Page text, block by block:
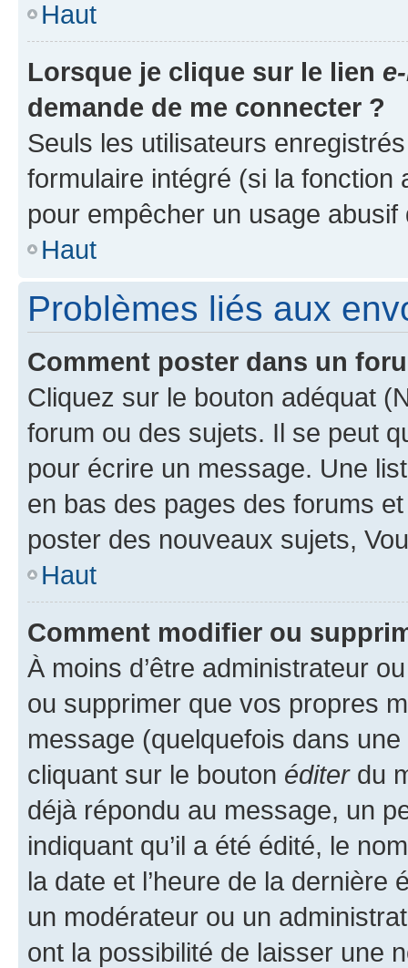
Haut
Lorsque je clique sur le lien
demande de me connecter ?
Seuls les utilisateurs
formulaire intégré (si la fonction
pour empêcher un usage
Haut
Problèmes liés aux
Comment poster dans un
Cliquez sur le bouton adéquat
forum ou des sujets. Il se peut
pour écrire un message. Une
en bas des pages des forums
poster des nouveaux sujets,
Haut
Comment modifier ou
À moins d’être administrateur
ou supprimer que vos propres
message (quelquefois dans
cliquant sur le bouton éditerdu
déjà répondu au message, un
indiquant qu’il a été édité, le
la date et l’heure de la dernière
un modérateur ou un
ont la possibilité de laisser une